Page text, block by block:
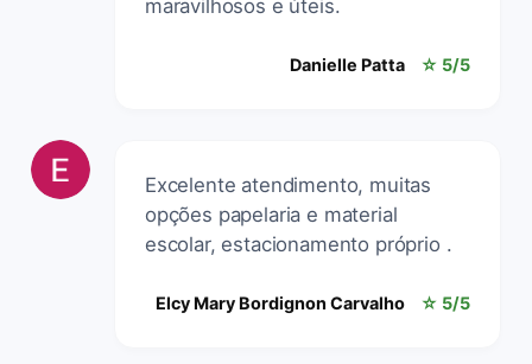
maravilhosos e úteis.
Danielle Patta ☆ 5/5
Excelente atendimento, muitas
opções papelaria e material
escolar, estacionamento próprio .
Elcy Mary Bordignon Carvalho ☆ 5/5